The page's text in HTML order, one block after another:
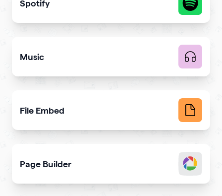
Spotify
Music
Upload music and get more streams
File Embed
Page Builder